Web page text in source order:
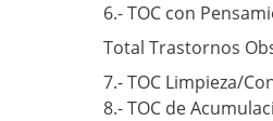
6.- TOC con
Total Trastornos
7.- TOC Limpieza/
8.- TOC de